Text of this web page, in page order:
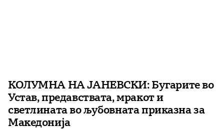
КОЛУМНА НА ЈАНЕВСКИ: Бугарите во
Устав, предавствата, мракот и
светлината во љубовната приказна за
Македонија